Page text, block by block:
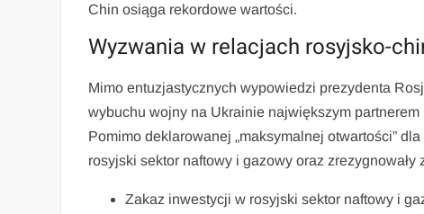
Chin osiąga rekordowe wartości.
Wyzwania w relacjach rosyjsko-
Mimo entuzjastycznych wypowiedzi prezydenta
wybuchu wojny na Ukrainie największym
Pomimo deklarowanej „maksymalnej otwartości”
rosyjski sektor naftowy i gazowy oraz zrezygnowały
Zakaz inwestycji w rosyjski sektor naftowy i